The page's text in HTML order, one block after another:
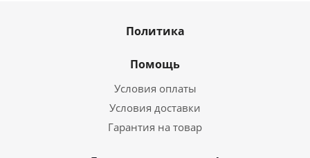
Политика
Помощь
Условия оплаты
Условия доставки
Гарантия на товар